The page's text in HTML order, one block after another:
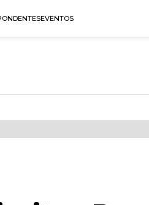
EVENTOS